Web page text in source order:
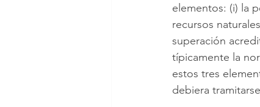
elementos: (i) la
recursos
superación
típicamente la
estos tres
debiera